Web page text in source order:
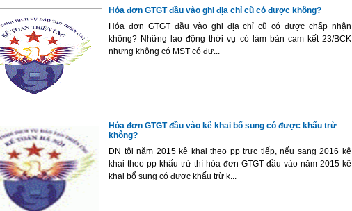
Hóa đơn GTGT đầu vào ghi địa chỉ cũ có được không?
Hóa đơn GTGT đầu vào ghi địa chỉ cũ có được chấp nhận
không? Những lao động thời vụ có làm bản cam kết 23/BCK
nhưng không có MST có đư...
Hóa đơn GTGT đầu vào kê khai bổ sung có được khấu trừ
không?
DN tôi năm 2015 kê khai theo pp trực tiếp, nếu sang 2016 kê
khai theo pp khấu trừ thì hóa đơn GTGT đầu vào năm 2015 kê
khai bổ sung có được khấu trừ k...